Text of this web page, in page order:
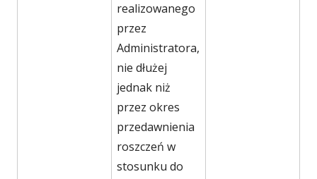
realizowanego
przez
Administratora,
nie dłużej
jednak niż
przez okres
przedawnienia
roszczeń w
stosunku do